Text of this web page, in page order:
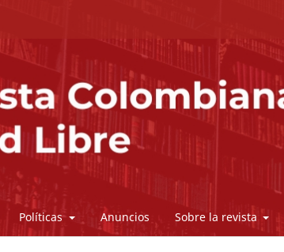
Políticas Anuncios Sobre la revista